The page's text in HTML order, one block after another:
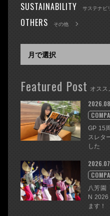
SUSTAINABILITY サステナビ
OTHERS その他
Featured Post オスス
GP 15
スレタ
した
八芳園
N
ます！